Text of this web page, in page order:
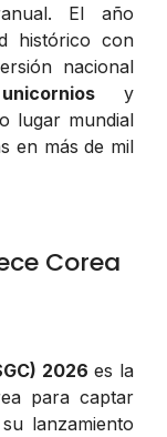
El año
histórico con
nacional
y
lugar mundial
en más de mil
Corea
2026 es la
para captar
lanzamiento